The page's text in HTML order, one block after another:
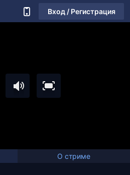
Вход / Регистрация
О стриме